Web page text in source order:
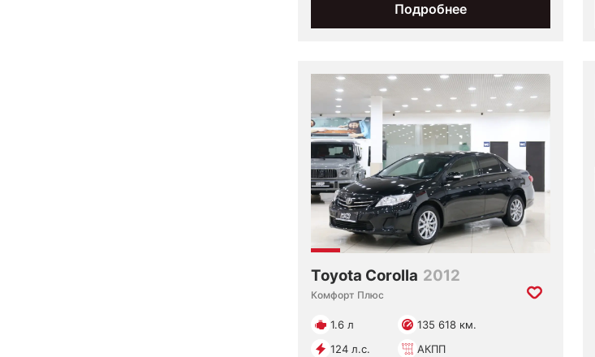
Подробнее
Toyota Corolla 2012
Комфорт Плюс
1.6 л
135 618 км.
124 л.с.
АКПП